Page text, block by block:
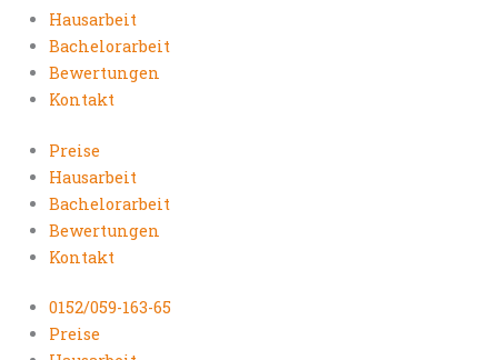
Hausarbeit
Bachelorarbeit
Bewertungen
Kontakt
Preise
Hausarbeit
Bachelorarbeit
Bewertungen
Kontakt
0152/059-163-65
Preise